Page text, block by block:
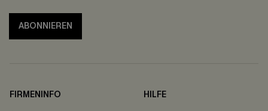
ABONNIEREN
FIRMENINFO
HILFE